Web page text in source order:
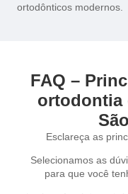
ortodônticos modernos.
FAQ –
ortodontia
Esclareça as
Selecionamos as
para que você